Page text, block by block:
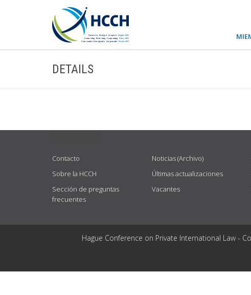
DETAILS
Contacto
Sobre la HCCH
Sección de preguntas
frecuentes
Noticias (Archivo)
Últimas actualizaciones
Vacantes
Hague Conference on Private International Law -